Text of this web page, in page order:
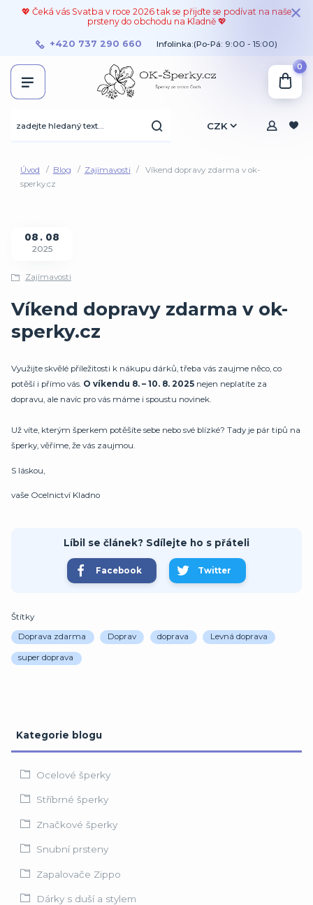
💖 Čeká vás Svatba v roce 2026 tak se přijďte se podívat na naše
prsteny do obchodu na Kladně 💖
CZK
+420 737 290 660 Infolinka:(Po-Pá: 9:00 - 15:00)
0
Úvod Blog Zajímavosti
Víkend dopravy zdarma v ok-
sperky.cz
Kategorie blogu
Ocelové šperky
Stříbrné šperky
Značkové šperky
Snubní prsteny
Zapalovače Zippo
Dárky s duší a stylem
08 08
2025
Zajímavosti
Víkend dopravy zdarma v ok-
sperky.cz
Využijte skvělé příležitosti k nákupu dárků, třeba vás zaujme něco, co
potěší i přímo vás. O víkendu 8. – 10. 8. 2025 nejen neplatíte za
dopravu, ale navíc pro vás máme i spoustu novinek.
Už víte, kterým šperkem potěšíte sebe nebo své blízké? Tady je pár tipů na
šperky, věříme, že vás zaujmou.
S láskou,
vaše Ocelnictví Kladno
Líbil se článek? Sdílejte ho s přáteli
Facebook Twitter
Štítky
Doprava zdarma
Doprav doprava Levná doprava
super doprava